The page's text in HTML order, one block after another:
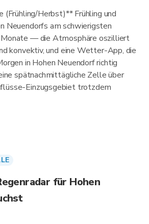
(Frühling/Herbst)** Frühling und
Neuendorfs am schwierigsten
Monate — die Atmosphäre oszilliert
konvektiv, und eine Wetter-App, die
in Hohen Neuendorf richtig
spätnachmittägliche Zelle über
Einzugsgebiet trotzdem
für Hohen